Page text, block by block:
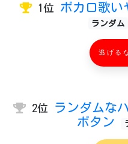
1位 ボカロ歌い
ランダム
逃げる
2位
ランダムな
ボタン